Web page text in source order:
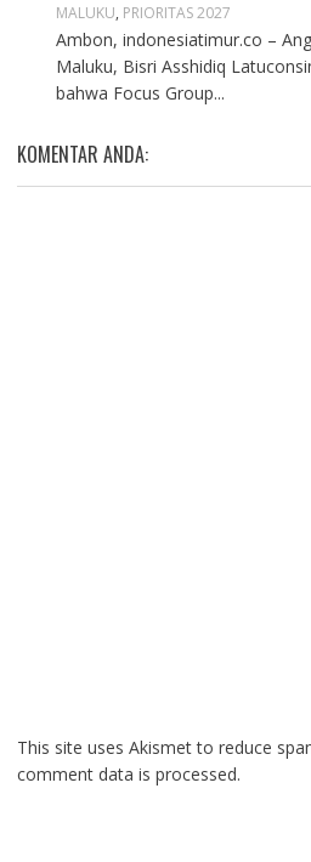
MALUKU, PRIORITAS 2027
Ambon, indonesiatimur.co –
Maluku, Bisri Asshidiq
bahwa Focus Group...
KOMENTAR ANDA:
This site uses Akismet to reduce
comment data is processed.